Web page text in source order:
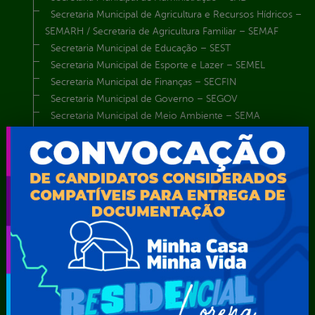
Secretaria Municipal de Agricultura e Recursos Hídricos –
SEMARH / Secretaria de Agricultura Familiar – SEMAF
Secretaria Municipal de Educação – SEST
Secretaria Municipal de Esporte e Lazer – SEMEL
Secretaria Municipal de Finanças – SECFIN
Secretaria Municipal de Governo – SEGOV
Secretaria Municipal de Meio Ambiente – SEMA
Secretaria Municipal de Planejamento e Gestão – SEPLAG
Secretaria Municipal de Relações Institucionais – SEMRI
Secretaria Municipal de Saúde – SMS
Secretaria Municipal de Serviços Públicos – SEMUSP
Superintendência de Trânsito e Transportes de Serra
Talhada-STTRANS
Transparência, Fiscalização e Controle
Portal da
Transparência
E-sic
Como
solicitar
Outros
Serviços
Carta de